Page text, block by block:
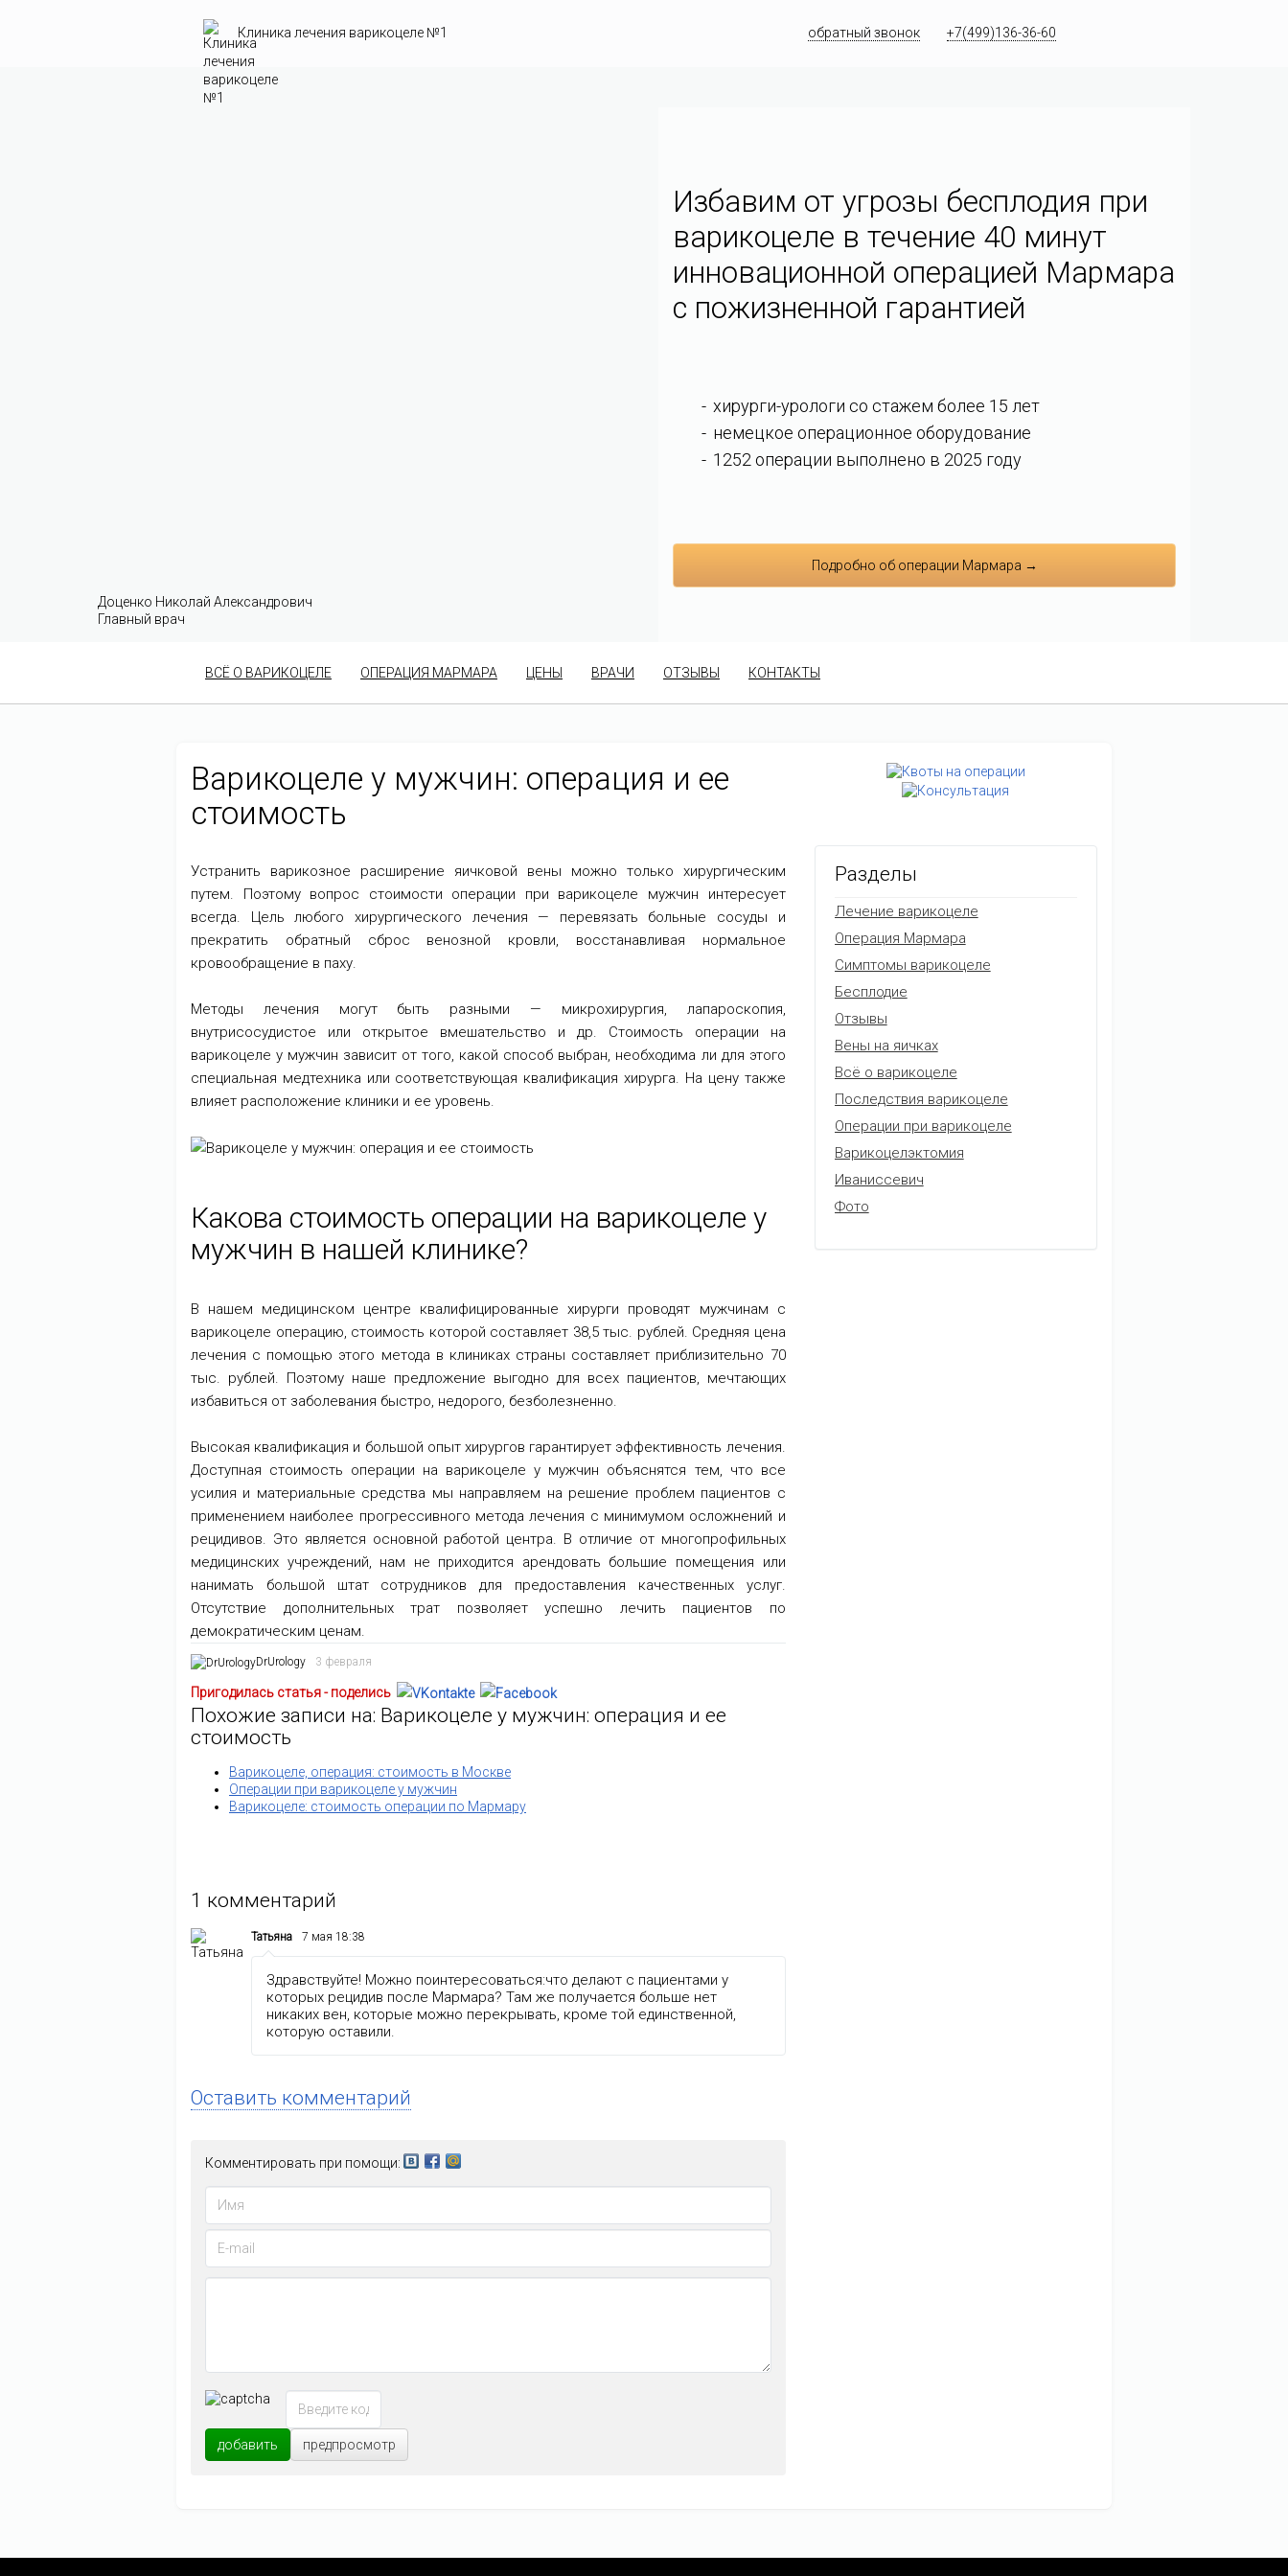
Клиника лечения варикоцеле №1 обратный звонок +7(499)136-36-60
Избавим от угрозы бесплодия при
варикоцеле в течение 40 минут
инновационной операцией Мармара
c пожизненной гарантией
хирурги-урологи со стажем более 15 лет
немецкое операционное оборудование
1252 операции выполнено в 2025 году
Подробно об операции Мармара →
Доценко Николай Александрович
Главный врач
ВСЁ О ВАРИКОЦЕЛЕ ОПЕРАЦИЯ МАРМАРА ЦЕНЫ ВРАЧИ ОТЗЫВЫ КОНТАКТЫ
Варикоцеле у мужчин: операция и ее
стоимость
Устранить варикозное расширение яичковой вены можно только хирургическим
путем. Поэтому вопрос стоимости операции при варикоцеле мужчин интересует
всегда. Цель любого хирургического лечения — перевязать больные сосуды и
прекратить обратный сброс венозной кровли, восстанавливая нормальное
кровообращение в паху.
Методы лечения могут быть разными — микрохирургия, лапароскопия,
внутрисосудистое или открытое вмешательство и др. Стоимость операции на
варикоцеле у мужчин зависит от того, какой способ выбран, необходима ли для этого
специальная медтехника или соответствующая квалификация хирурга. На цену также
влияет расположение клиники и ее уровень.
Какова стоимость операции на варикоцеле у
мужчин в нашей клинике?
В нашем медицинском центре квалифицированные хирурги проводят мужчинам с
варикоцеле операцию, стоимость которой составляет 38,5 тыс. рублей. Средняя цена
лечения с помощью этого метода в клиниках страны составляет приблизительно 70
тыс. рублей. Поэтому наше предложение выгодно для всех пациентов, мечтающих
избавиться от заболевания быстро, недорого, безболезненно.
Высокая квалификация и большой опыт хирургов гарантирует эффективность лечения.
Доступная стоимость операции на варикоцеле у мужчин объяснятся тем, что все
усилия и материальные средства мы направляем на решение проблем пациентов с
применением наиболее прогрессивного метода лечения с минимумом осложнений и
рецидивов. Это является основной работой центра. В отличие от многопрофильных
медицинских учреждений, нам не приходится арендовать большие помещения или
нанимать большой штат сотрудников для предоставления качественных услуг.
Отсутствие дополнительных трат позволяет успешно лечить пациентов по
демократическим ценам.
DrUrology 3 февраля
Пригодилась статья - поделись
Похожие записи на: Варикоцеле у мужчин: операция и ее
стоимость
Варикоцеле, операция: стоимость в Москве
Операции при варикоцеле у мужчин
Варикоцеле: стоимость операции по Мармару
1 комментарий
Татьяна 7 мая 18:38
Здравствуйте! Можно поинтересоваться:что делают с пациентами у
которых рецидив после Мармара? Там же получается больше нет
никаких вен, которые можно перекрывать, кроме той единственной,
которую оставили.
Оставить комментарий
Комментировать при помощи:
добавить предпросмотр
Разделы
Лечение варикоцеле
Операция Мармара
Симптомы варикоцеле
Бесплодие
Отзывы
Вены на яичках
Всё о варикоцеле
Последствия варикоцеле
Операции при варикоцеле
Варикоцелэктомия
Иваниссевич
Фото